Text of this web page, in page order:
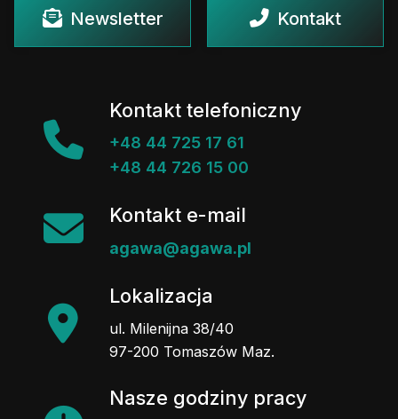
Newsletter Kontakt
Kontakt telefoniczny
+48 44 725 17 61
+48 44 726 15 00
Kontakt e-mail
agawa@agawa.pl
Lokalizacja
ul. Milenijna 38/40
97-200 Tomaszów Maz.
Nasze godziny pracy